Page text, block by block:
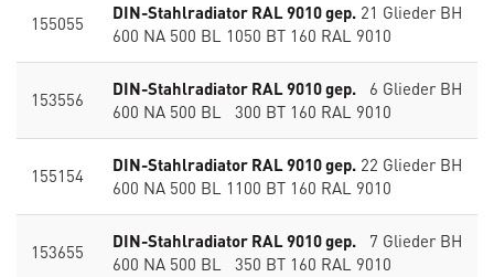
155055 DIN-Stahlradiator RAL 9010 gep. 21 Glieder BH
600 NA 500 BL 1050 BT 160 RAL 9010
153556 DIN-Stahlradiator RAL 9010 gep. 6 Glieder BH
600 NA 500 BL 300 BT 160 RAL 9010
155154 DIN-Stahlradiator RAL 9010 gep. 22 Glieder BH
600 NA 500 BL 1100 BT 160 RAL 9010
153655 DIN-Stahlradiator RAL 9010 gep. 7 Glieder BH
600 NA 500 BL 350 BT 160 RAL 9010